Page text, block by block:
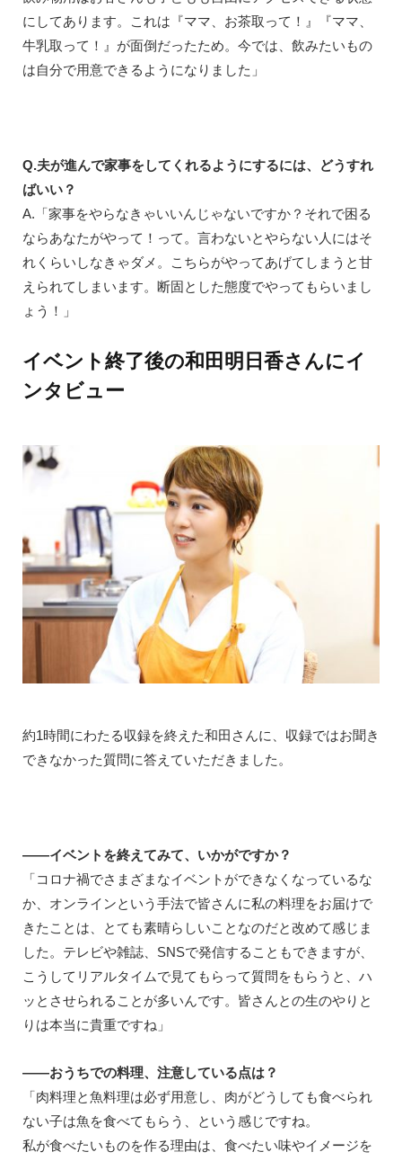
にしてあります。これは『ママ、お茶取って！』『ママ、
牛乳取って！』が面倒だったため。今では、飲みたいもの
は自分で用意できるようになりました」
Q.夫が進んで家事をしてくれるようにするには、どうすれ
ばいい？
A.「家事をやらなきゃいいんじゃないですか？それで困る
ならあなたがやって！って。言わないとやらない人にはそ
れくらいしなきゃダメ。こちらがやってあげてしまうと甘
えられてしまいます。断固とした態度でやってもらいまし
ょう！」
イベント終了後の和田明日香さんにイ
ンタビュー
約1時間にわたる収録を終えた和田さんに、収録ではお聞き
できなかった質問に答えていただきました。
――イベントを終えてみて、いかがですか？
「コロナ禍でさまざまなイベントができなくなっているな
か、オンラインという手法で皆さんに私の料理をお届けで
きたことは、とても素晴らしいことなのだと改めて感じま
した。テレビや雑誌、SNSで発信することもできますが、
こうしてリアルタイムで見てもらって質問をもらうと、ハ
ッとさせられることが多いんです。皆さんとの生のやりと
りは本当に貴重ですね」
――おうちでの料理、注意している点は？
「肉料理と魚料理は必ず用意し、肉がどうしても食べられ
ない子は魚を食べてもらう、という感じですね。
私が食べたいものを作る理由は、食べたい味やイメージを